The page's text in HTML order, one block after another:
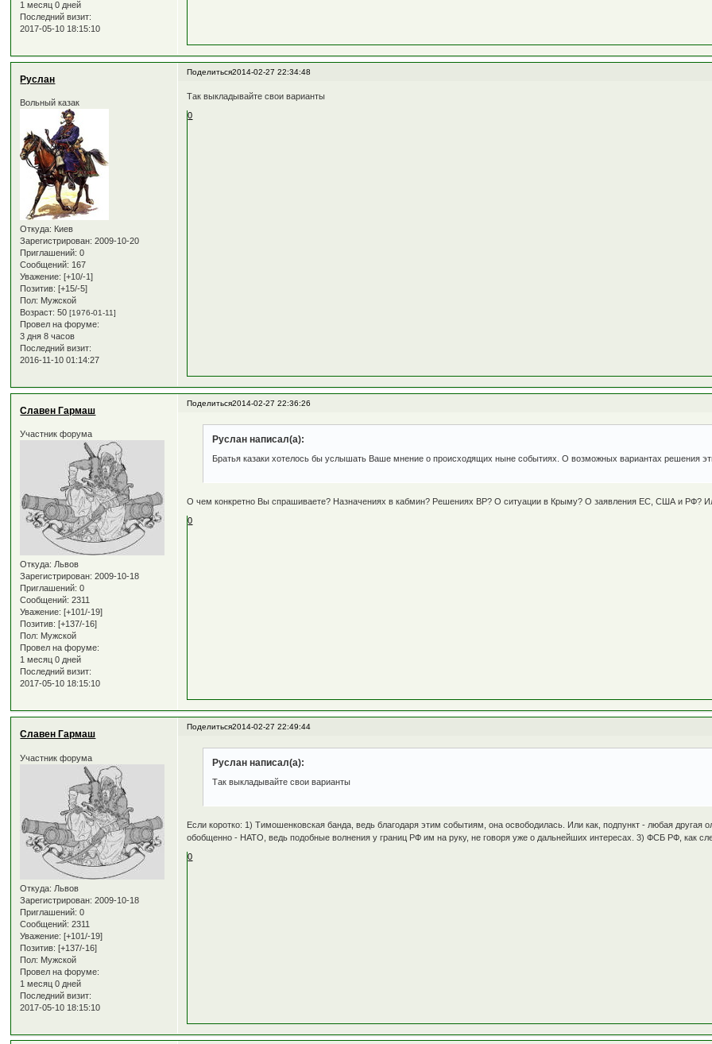
1 месяц 0 дней
Последний визит:
2017-05-10 18:15:10
Поделиться2014-02-27 22:34:48
Руслан
Вольный казак
Откуда: Киев
Зарегистрирован: 2009-10-20
Приглашений: 0
Сообщений: 167
Уважение: [+10/-1]
Позитив: [+15/-5]
Пол: Мужской
Возраст: 50[1976-01-11]
Провел на форуме:
3 дня 8 часов
Последний визит:
2016-11-10 01:14:27
Так выкладывайте свои варианты
0
Поделиться2014-02-27 22:36:26
Славен Гармаш
Участник форума
Откуда: Львов
Зарегистрирован: 2009-10-18
Приглашений: 0
Сообщений: 2311
Уважение: [+101/-19]
Позитив: [+137/-16]
Пол: Мужской
Провел на форуме:
1 месяц 0 дней
Последний визит:
2017-05-10 18:15:10
Руслан написал(а):
Братья казаки хотелось бы услышать Ваше мнение о происходящих ныне событиях. О возможных вариантах решения
О чем конкретно Вы спрашиваете? Назначениях в кабмин? Решениях ВР? О ситуации в Крыму? О заявления ЕС, США и РФ?
0
Поделиться2014-02-27 22:49:44
Славен Гармаш
Участник форума
Откуда: Львов
Зарегистрирован: 2009-10-18
Приглашений: 0
Сообщений: 2311
Уважение: [+101/-19]
Позитив: [+137/-16]
Пол: Мужской
Провел на форуме:
1 месяц 0 дней
Последний визит:
2017-05-10 18:15:10
Руслан написал(а):
Так выкладывайте свои варианты
Если коротко: 1) Тимошенковская банда, ведь благодаря этим событиям, она освободилась. Или как, подпункт - любая
обобщенно - НАТО, ведь подобные волнения у границ РФ им на руку, не говоря уже о дальнейших интересах. 3) ФСБ РФ, как
0